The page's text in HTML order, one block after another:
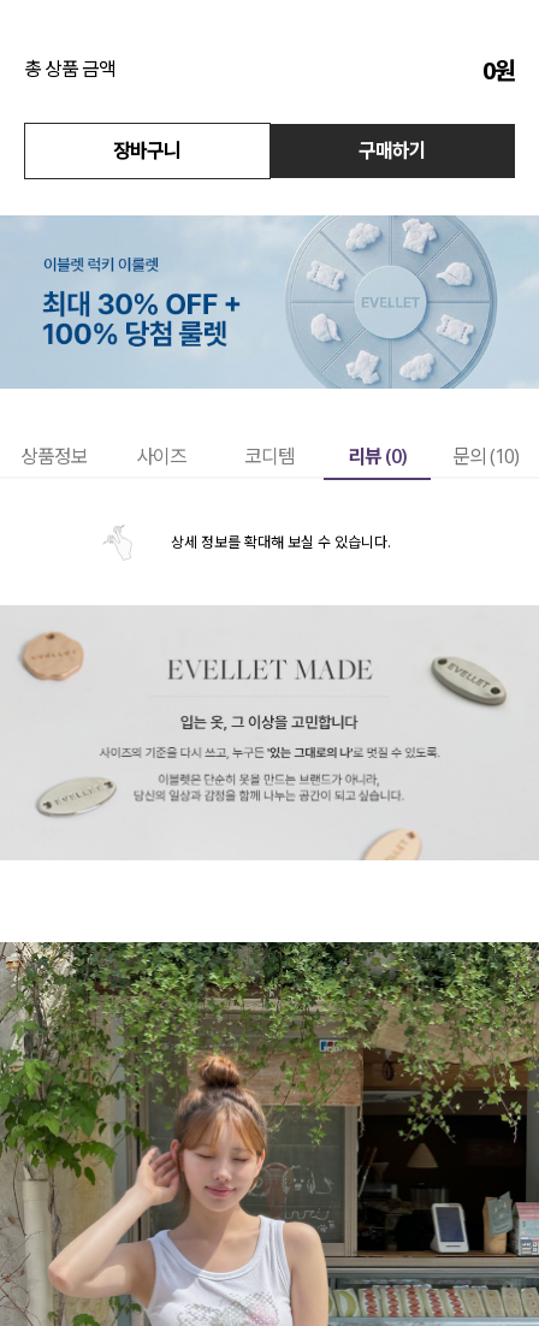
총 상품 금액 0원
장바구니 구매하기
상품정보 사이즈 코디템 리뷰 (0) 문의 (10)
상세 정보를 확대해 보실 수 있습니다.